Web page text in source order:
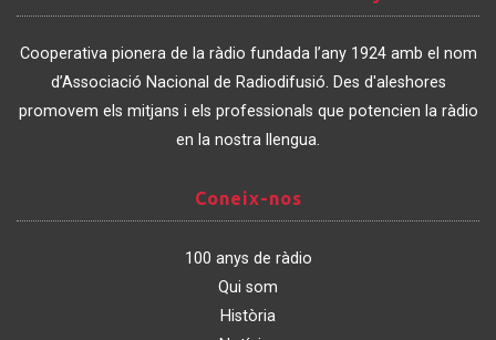
Associació
de
Catalunya
Cooperativa pionera de la ràdio fundada l’any 1924 amb el nom
d’Associació Nacional de Radiodifusió. Des d'aleshores
promovem els mitjans i els professionals que potencien la ràdio
en la nostra llengua.
nos
Coneix-nos
100 anys de ràdio
Qui som
Història